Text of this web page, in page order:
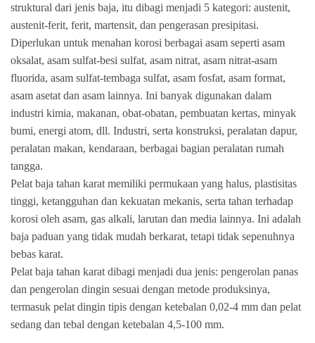
struktural dari jenis baja, itu dibagi menjadi 5 kategori: austenit,
austenit-ferit, ferit, martensit, dan pengerasan presipitasi.
Diperlukan untuk menahan korosi berbagai asam seperti asam
oksalat, asam sulfat-besi sulfat, asam nitrat, asam nitrat-asam
fluorida, asam sulfat-tembaga sulfat, asam fosfat, asam format,
asam asetat dan asam lainnya. Ini banyak digunakan dalam
industri kimia, makanan, obat-obatan, pembuatan kertas, minyak
bumi, energi atom, dll. Industri, serta konstruksi, peralatan dapur,
peralatan makan, kendaraan, berbagai bagian peralatan rumah
tangga.
Pelat baja tahan karat memiliki permukaan yang halus, plastisitas
tinggi, ketangguhan dan kekuatan mekanis, serta tahan terhadap
korosi oleh asam, gas alkali, larutan dan media lainnya. Ini adalah
baja paduan yang tidak mudah berkarat, tetapi tidak sepenuhnya
bebas karat.
Pelat baja tahan karat dibagi menjadi dua jenis: pengerolan panas
dan pengerolan dingin sesuai dengan metode produksinya,
termasuk pelat dingin tipis dengan ketebalan 0,02-4 mm dan pelat
sedang dan tebal dengan ketebalan 4,5-100 mm.